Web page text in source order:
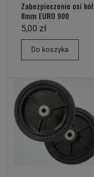
Zabezpieczenie osi kół
8mm EURO 900
5,00 zł
Do koszyka